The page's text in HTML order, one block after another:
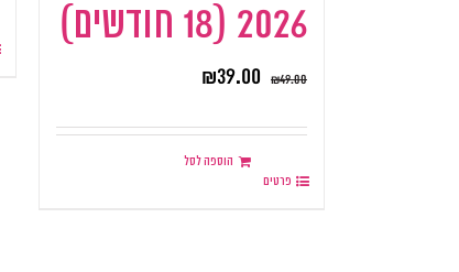
2026 (18 חודשים)
₪49.00
₪39.00
הוספה לסל
פרטים